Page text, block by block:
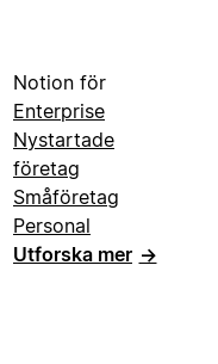
Notion för
Enterprise
Nystartade
företag
Småföretag
Personal
Utforska mer →